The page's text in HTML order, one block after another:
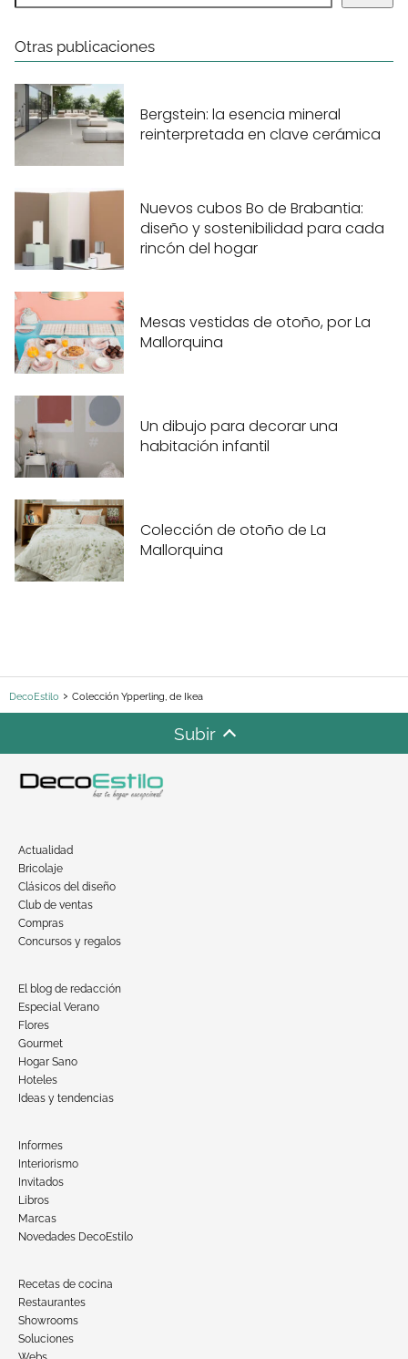
Otras publicaciones
Bergstein: la esencia mineral
reinterpretada en clave cerámica
Nuevos cubos Bo de Brabantia:
diseño y sostenibilidad para cada
rincón del hogar
Mesas vestidas de otoño, por La
Mallorquina
Un dibujo para decorar una
habitación infantil
Colección de otoño de La
Mallorquina
DecoEstilo Colección Ypperling, de Ikea
Subir
Actualidad
Bricolaje
Clásicos del diseño
Club de ventas
Compras
Concursos y regalos
El blog de redacción
Especial Verano
Flores
Gourmet
Hogar Sano
Hoteles
Ideas y tendencias
Informes
Interiorismo
Invitados
Libros
Marcas
Novedades DecoEstilo
Recetas de cocina
Restaurantes
Showrooms
Soluciones